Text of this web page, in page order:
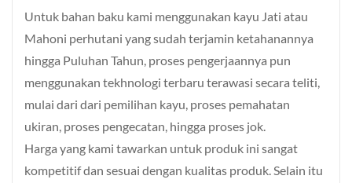
Untuk bahan baku kami menggunakan kayu Jati atau
Mahoni perhutani yang sudah terjamin ketahanannya
hingga Puluhan Tahun, proses pengerjaannya pun
menggunakan tekhnologi terbaru terawasi secara teliti,
mulai dari dari pemilihan kayu, proses pemahatan
ukiran, proses pengecatan, hingga proses jok.
Harga yang kami tawarkan untuk produk ini sangat
kompetitif dan sesuai dengan kualitas produk. Selain itu